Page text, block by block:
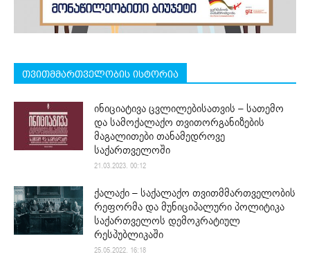
თვითმმართველობის ისტორია
ინიციატივა ცვლილებისათვის – სათემო
და სამოქალაქო თვითორგანიზების
მაგალითები თანამედროვე
საქართველოში
21.03.2023. 00:12
ქალაქი – საქალაქო თვითმმართველობის
რეფორმა და მუნიციპალური პოლიტიკა
საქართველოს დემოკრატიულ
რესპუბლიკაში
25.05.2022. 16:18